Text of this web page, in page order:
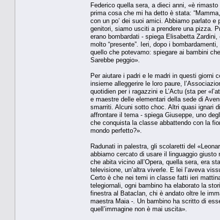
Federico quella sera, a dieci anni, «è
prima cosa che mi ha detto è stata:
con un po’ dei suoi amici. Abbiamo parlato
genitori, siamo usciti a prendere una pizza.
erano bombardati - spiega Elisabetta
molto “presente”. Ieri, dopo i
quello che potevamo: spiegare ai bambini
Sarebbe peggio».
Per aiutare i padri e le madri in questi giorni
insieme alleggerire le loro paure,
quotidien per i ragazzini e L’Actu (sta per
e maestre delle elementari della sede di
smarriti. Alcuni sotto choc. Altri quasi ignari
affrontare il tema - spiega Giuseppe, uno
che conquista la classe abbattendo con la
mondo perfetto?».
Radunati in palestra, gli scolaretti del
abbiamo cercato di usare il linguaggio
che abita vicino all’Opera, quella sera, era
televisione, un’altra viverle. E lei l’aveva
Certo è che nei temi in classe fatti ieri
telegiornali, ogni bambino ha elaborato la
finestra al Bataclan, chi è andato oltre le
maestra Maia -. Un bambino ha scritto di
quell’immagine non è mai uscita».